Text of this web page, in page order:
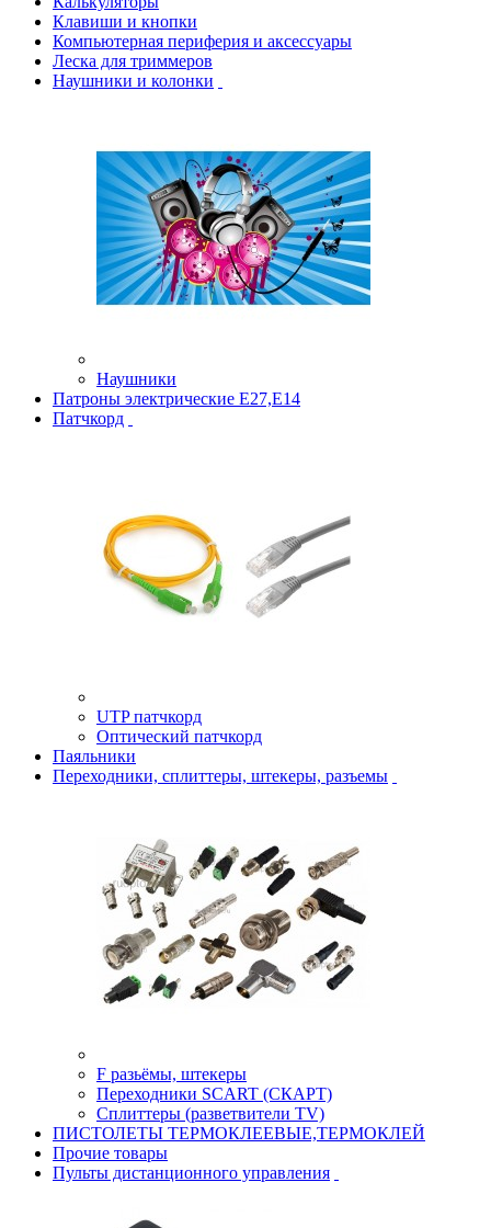
Клавиши и кнопки
Компьютерная периферия и аксессуары
Леска для триммеров
Наушники и колонки
Наушники
Патроны электрические Е27,Е14
Патчкорд
UTP патчкорд
Оптический патчкорд
Паяльники
Переходники, сплиттеры, штекеры, разъемы
F разьёмы, штекеры
Переходники SCART (СКАРТ)
Сплиттеры (разветвители TV)
ПИСТОЛЕТЫ ТЕРМОКЛЕЕВЫЕ,ТЕРМОКЛЕЙ
Прочие товары
Пульты дистанционного управления